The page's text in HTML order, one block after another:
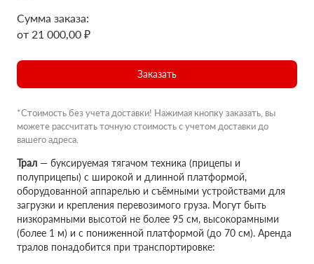
Сумма заказа:
от 21 000,00 ₽
Заказать
*Стоимость без учета доставки! Нажимая кнопку заказать, вы
можете рассчитать точную стоимость с учетом доставки до
вашего адреса.
Трал — буксируемая тягачом техника (прицепы и
полуприцепы) с широкой и длинной платформой,
оборудованной аппарелью и съёмными устройствами для
загрузки и крепления перевозимого груза. Могут быть
низкорамными высотой не более 95 см, высокорамными
(более 1 м) и с пониженной платформой (до 70 см). Аренда
тралов понадобится при транспортировке: